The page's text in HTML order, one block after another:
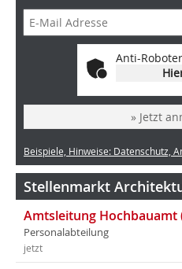
Anti-
» Jetzt
Beispiele, Hinweise: Datenschutz,
Stellenmarkt
Amtsleitung Hochbauamt
Personalabteilung
jetzt